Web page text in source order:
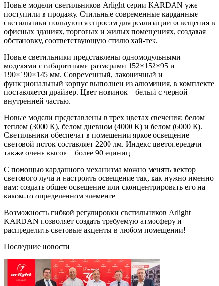
Новые модели светильников Arlight серии KARDAN уже
поступили в продажу. Стильные современные карданные
светильники пользуются спросом для реализации освещения в
офисных зданиях, торговых и жилых помещениях, создавая
обстановку, соответствующую стилю хай-тек.
Новые светильники представлены одномодульными
моделями с габаритными размерами 152×152×95 и
190×190×145 мм. Современный, лаконичный и
функциональный корпус выполнен из алюминия, в комплекте
поставляется драйвер. Цвет новинок – белый с черной
внутренней частью.
Новые модели представлены в трех цветах свечения: белом
теплом (3000 К), белом дневном (4000 К) и белом (6000 К).
Светильники обеспечат в помещении яркое освещение –
световой поток составляет 2200 лм. Индекс цветопередачи
также очень высок – более 90 единиц.
С помощью карданного механизма можно менять вектор
светового луча и настроить освещение так, как нужно именно
вам: создать общее освещение или сконцентрировать его на
каком-то определенном элементе.
Возможность гибкой регулировки светильников Arlight
KARDAN позволяет создать требуемую атмосферу и
распределить световые акценты в любом помещении!
Последние новости